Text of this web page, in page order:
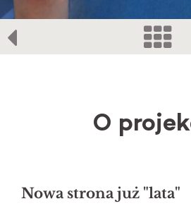
O
Nowa strona już "lata"